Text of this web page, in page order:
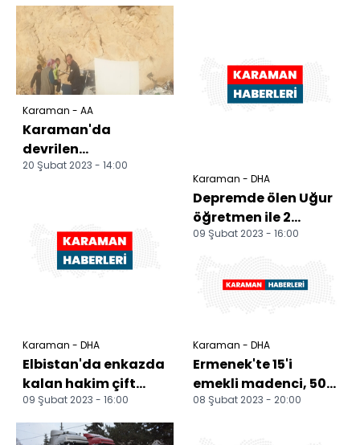
Karaman - AA
Karaman'da
devrilen
otomobildeki 2 kişi
20 Şubat 2023 - 14:00
Karaman - DHA
Elbistan'da enkazda
kalan hakim çift
toprağa verildi
09 Şubat 2023 - 16:00
Karaman - DHA
Depremde ölen Uğur
öğretmen ile 2
çocuğu toprağa
09 Şubat 2023 - 16:00
Karaman - DHA
Ermenek'te 15'i
emekli madenci, 50
gönüllü deprem
08 Şubat 2023 - 20:00